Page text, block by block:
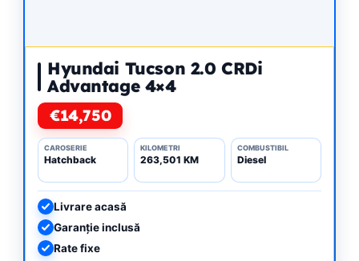
Hyundai Tucson 2.0 CRDi
Advantage 4×4
€14,750
CAROSERIE
Hatchback
KILOMETRI
263,501 KM
COMBUSTIBIL
Diesel
Livrare acasă
Garanție inclusă
Rate fixe